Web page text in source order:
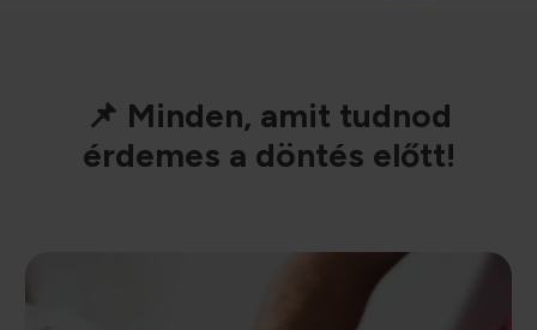
📌 Minden, amit tudnod
érdemes a döntés előtt!